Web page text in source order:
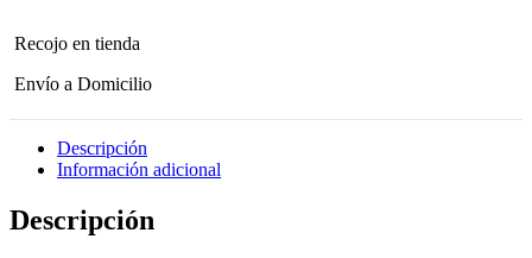
Recojo en tienda
Envío a Domicilio
Descripción
Información adicional
Descripción